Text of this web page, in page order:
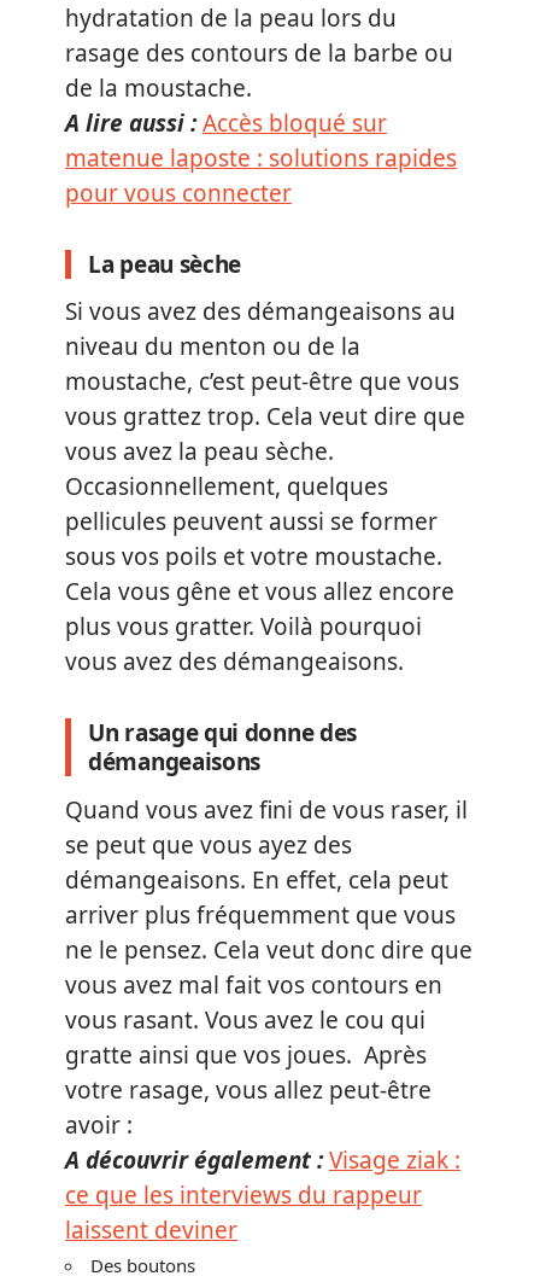
hydratation de la peau lors du
rasage des contours de la barbe ou
de la moustache.
A lire aussi :Accès bloqué sur
matenue laposte : solutions rapides
pour vous connecter
La peau sèche
Si vous avez des démangeaisons au
niveau du menton ou de la
moustache, c’est peut-être que vous
vous grattez trop. Cela veut dire que
vous avez la peau sèche.
Occasionnellement, quelques
pellicules peuvent aussi se former
sous vos poils et votre moustache.
Cela vous gêne et vous allez encore
plus vous gratter. Voilà pourquoi
vous avez des démangeaisons.
Un rasage qui donne des
démangeaisons
Quand vous avez fini de vous raser, il
se peut que vous ayez des
démangeaisons. En effet, cela peut
arriver plus fréquemment que vous
ne le pensez. Cela veut donc dire que
vous avez mal fait vos contours en
vous rasant. Vous avez le cou qui
gratte ainsi que vos joues. Après
votre rasage, vous allez peut-être
avoir :
A découvrir également :Visage ziak :
ce que les interviews du rappeur
laissent deviner
Des boutons